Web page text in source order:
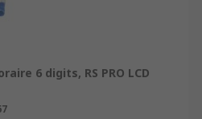
6 digits, RS PRO LCD